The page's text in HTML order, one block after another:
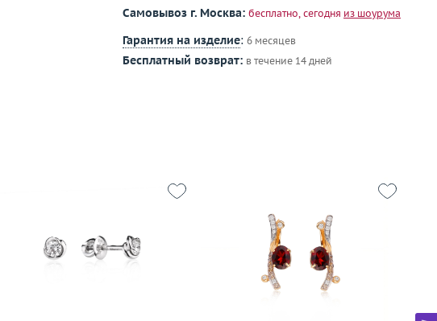
Самовывоз г. Москва: бесплатно, сегодня из шоурума
Гарантия на изделие: 6 месяцев
Бесплатный возврат: в течение 14 дней
Материал
золото 585 пробы золото 585 пробы